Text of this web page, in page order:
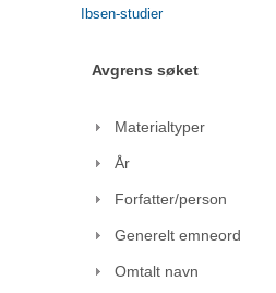
Ibsen-studier
Avgrens søket
Materialtyper
År
Forfatter/person
Generelt emneord
Omtalt navn